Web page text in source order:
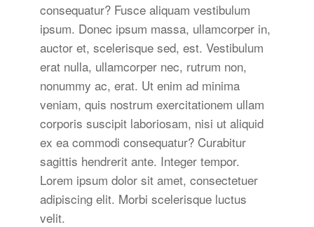
consequatur? Fusce aliquam vestibulum
ipsum. Donec ipsum massa, ullamcorper in,
auctor et, scelerisque sed, est. Vestibulum
erat nulla, ullamcorper nec, rutrum non,
nonummy ac, erat. Ut enim ad minima
veniam, quis nostrum exercitationem ullam
corporis suscipit laboriosam, nisi ut aliquid
ex ea commodi consequatur? Curabitur
sagittis hendrerit ante. Integer tempor.
Lorem ipsum dolor sit amet, consectetuer
adipiscing elit. Morbi scelerisque luctus
velit.